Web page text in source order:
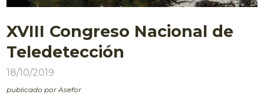
XVIII Congreso Nacional de
Teledetección
18/10/2019
publicado por Asefor